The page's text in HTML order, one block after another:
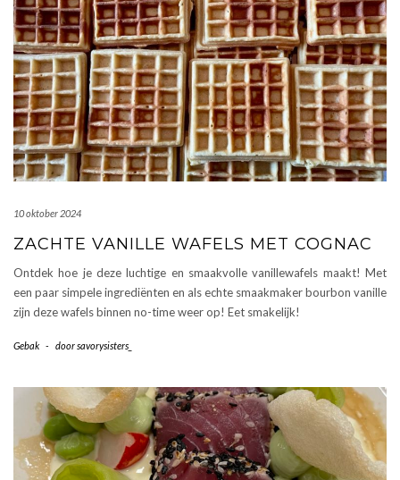
10 oktober 2024
ZACHTE VANILLE WAFELS MET COGNAC
Ontdek hoe je deze luchtige en smaakvolle vanillewafels maakt! Met
een paar simpele ingrediënten en als echte smaakmaker bourbon vanille
zijn deze wafels binnen no-time weer op! Eet smakelijk!
Gebak - doorsavorysisters_